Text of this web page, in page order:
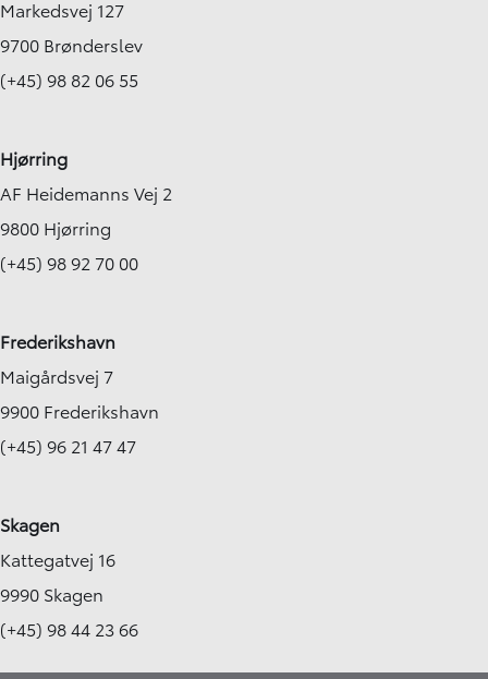
Markedsvej 127
9700 Brønderslev
(+45) 98 82 06 55
Hjørring
AF Heidemanns Vej 2
9800 Hjørring
(+45) 98 92 70 00
Frederikshavn
Maigårdsvej 7
9900 Frederikshavn
(+45) 96 21 47 47
Skagen
Kattegatvej 16
9990 Skagen
(+45) 98 44 23 66